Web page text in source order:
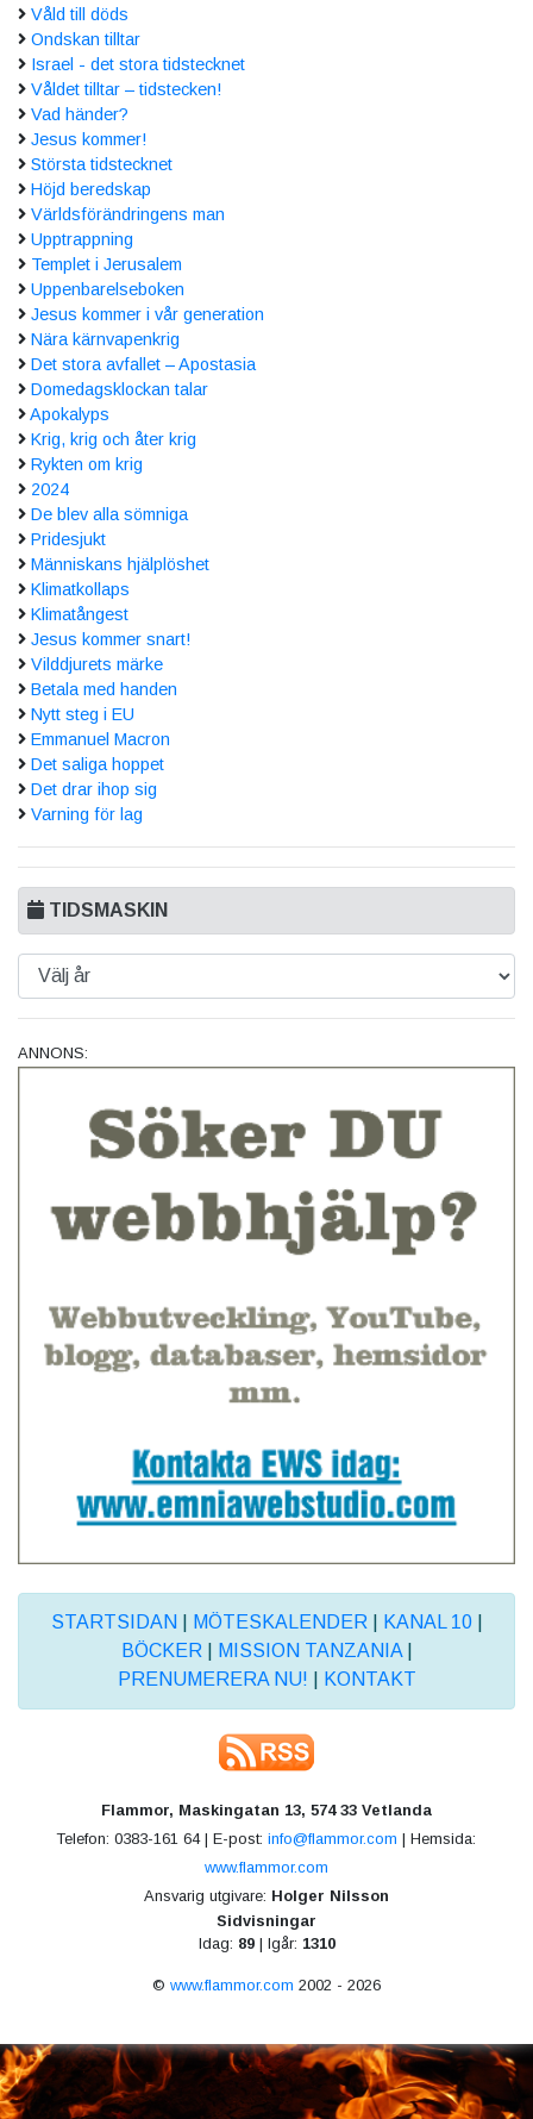
Våld till döds
Ondskan tilltar
Israel - det stora tidstecknet
Våldet tilltar – tidstecken!
Vad händer?
Jesus kommer!
Största tidstecknet
Höjd beredskap
Världsförändringens man
Upptrappning
Templet i Jerusalem
Uppenbarelseboken
Jesus kommer i vår generation
Nära kärnvapenkrig
Det stora avfallet – Apostasia
Domedagsklockan talar
Apokalyps
Krig, krig och åter krig
Rykten om krig
2024
De blev alla sömniga
Pridesjukt
Människans hjälplöshet
Klimatkollaps
Klimatångest
Jesus kommer snart!
Vilddjurets märke
Betala med handen
Nytt steg i EU
Emmanuel Macron
Det saliga hoppet
Det drar ihop sig
Varning för lag
TIDSMASKIN
ANNONS:
STARTSIDAN MÖTESKALENDER KANAL 10|
BÖCKER
MISSION TANZANIA|
PRENUMERERA NU!
KONTAKT
Flammor, Maskingatan 13, 574 33 Vetlanda
Telefon: 0383-161 64 | E-post: info@flammor.com | Hemsida:
www.flammor.com
Ansvarig utgivare: Holger Nilsson
Sidvisningar
Idag: 89| Igår: 1310
© www.flammor.com 2002 - 2026